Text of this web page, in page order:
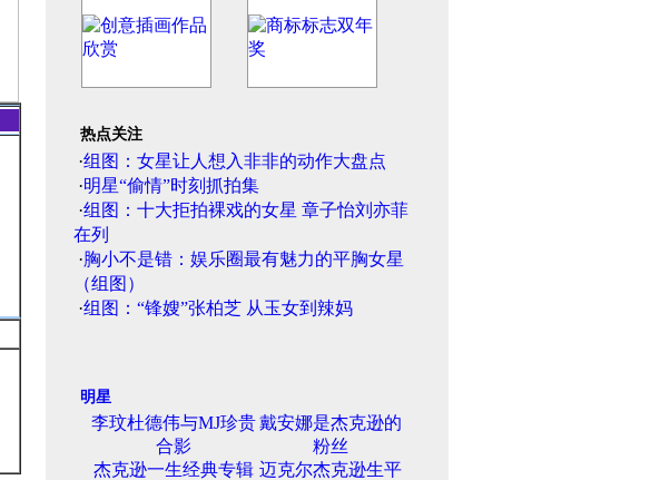
热点关注
·组图：女星让人想入非非的动作大盘点
·明星“偷情”时刻抓拍集
·组图：十大拒拍裸戏的女星 章子怡刘亦菲
在列
·胸小不是错：娱乐圈最有魅力的平胸女星
（组图）
·组图：“锋嫂”张柏芝 从玉女到辣妈
明星
李玟杜德伟与MJ珍贵
合影
戴安娜是杰克逊的
粉丝
杰克逊一生经典专辑 迈克尔杰克逊生平